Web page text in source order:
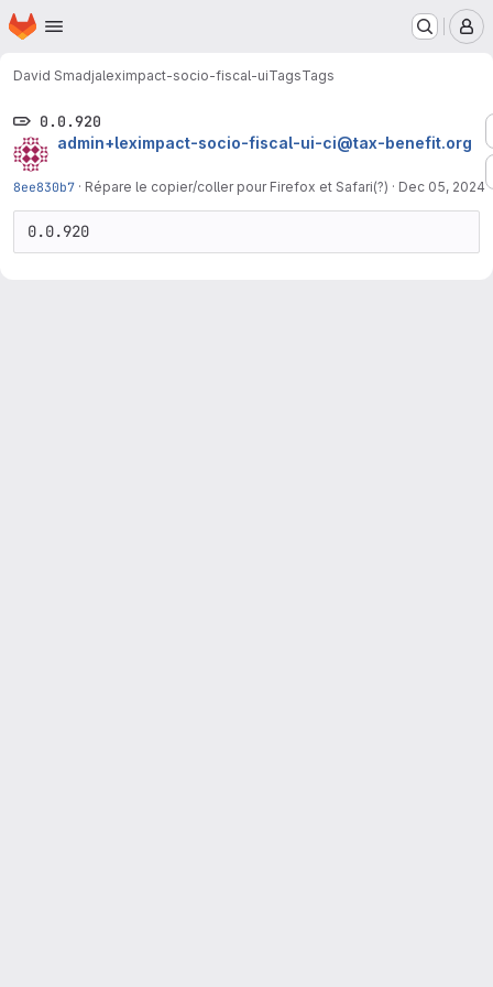
Skip to main content
Homepage
David Smadjaleximpact-socio-fiscal-uiTagsTags
0.0.920
admin+leximpact-socio-fiscal-ui-ci@tax-benefit.org
8ee830b7 · Répare le copier/coller pour Firefox et Safari(?) · Dec 05, 2024
0.0.920